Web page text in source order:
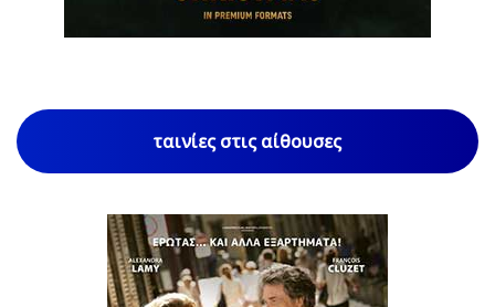
ταινίες στις αίθουσες